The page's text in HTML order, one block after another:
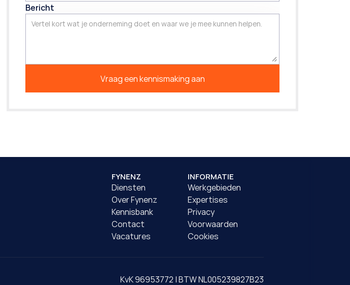
Bericht
Vraag een kennismaking aan
FYNENZ
Diensten
Over Fynenz
Kennisbank
Contact
Vacatures
INFORMATIE
Werkgebieden
Expertises
Privacy
Voorwaarden
Cookies
KvK 96953772 | BTW NL005239827B23